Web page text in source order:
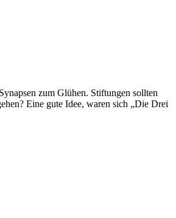
zum Glühen. Stiftungen sollten
Eine gute Idee, waren sich „Die Drei